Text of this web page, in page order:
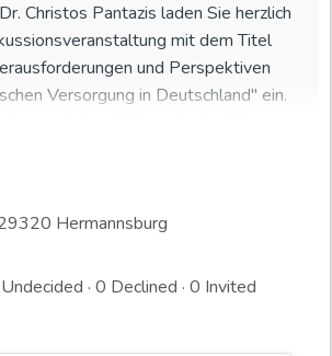
Christos Pantazis laden Sie herzlich
mit dem Titel
und Perspektiven
Versorgung in Deutschland" ein.
wird am Mittwoch, den 24.
19:00 Uhr im evangelischen
in Hermannsburg stattfinden. Die
Isabel Kassel.
zum Thema:
termine/2024-01-24...
Hermannsburg
· 0 Declined · 0 Invited